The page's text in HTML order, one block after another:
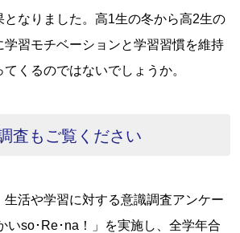
となりました。高1生の冬から高2生の
学習モチベーションと学習習慣を維持
くるのではないでしょうか。
査もご覧ください
生活や学習に対する意識調査アンケー
いso･Re･na！」を実施し、全学年合